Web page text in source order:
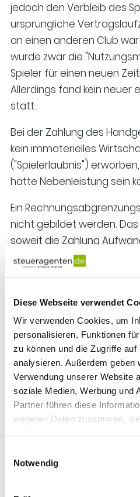
Diese Webseite verwendet
Wir verwenden Cookies, um
personalisieren, Funktionen
zu können und die Zugriffe
analysieren. Außerdem geben
Verwendung unserer Website
soziale Medien, Werbung und
Partner führen diese
weiteren Daten zusammen,
Notwendig
jedoch den Verbleib des
ursprüngliche
an einen anderen Club
wurde zwar die
Spieler für einen neuen
Allerdings fand kein neuer
statt.
Bei der Zahlung des
kein immaterielles
("Spielerlaubnis")
hätte Nebenleistung sein
Ein
nicht gebildet werden.
soweit die Zahlung
Zeit nach diesem
zeitraumbezogenen
Lizenzspieler gegenüber.
4.
bei Buffet-
can-eat")
Buffet-Restaurants die